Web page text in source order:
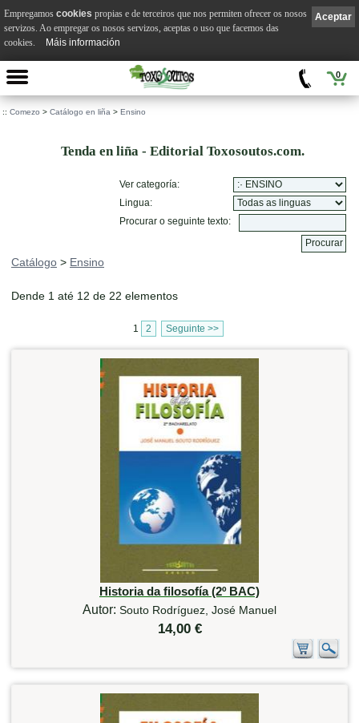
0
:: Comezo > Catálogo en liña > Ensino
Tenda en liña - Editorial Toxosoutos.com.
Ver categoría:
Lingua:
Procurar o seguinte texto:
Catálogo > Ensino
Dende 1 até 12 de 22 elementos
1 2 Seguinte >>
Historia da filosofía (2º BAC)
Autor: Souto Rodríguez, José Manuel
14,00 €
Aceptar
Empregamos cookies propias e de terceiros que nos permiten ofrecer os nosos
servizos. Ao empregar os nosos servizos, aceptas o uso que facemos das
cookies.
Máis información